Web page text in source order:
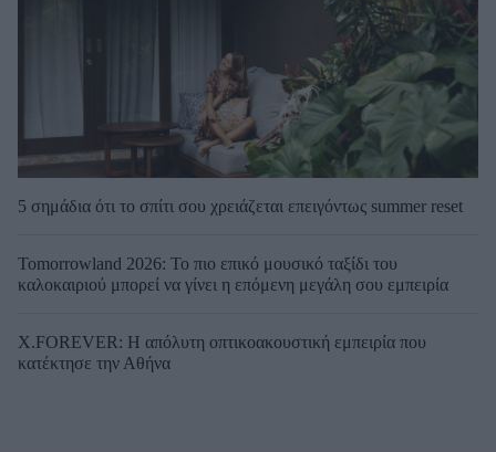
5 σημάδια ότι το σπίτι σου χρειάζεται επειγόντως summer reset
Tomorrowland 2026: Το πιο επικό μουσικό ταξίδι του
καλοκαιριού μπορεί να γίνει η επόμενη μεγάλη σου εμπειρία
X.FOREVER: Η απόλυτη οπτικοακουστική εμπειρία που
κατέκτησε την Αθήνα